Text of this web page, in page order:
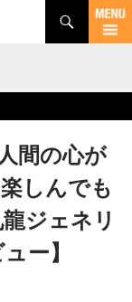
間の心が
しんでも
ジェネリ
ー】